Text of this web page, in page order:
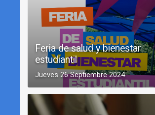
Feria de salud y bienestar
estudiantil
Jueves 26 Septiembre 2024